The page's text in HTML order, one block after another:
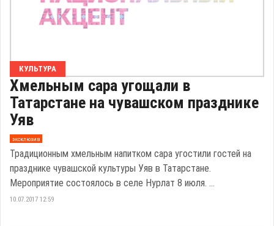
КУЛЬТУРА
Хмельным сара угощали в
Татарстане на чувашском празднике
Уяв
эксклюзив
Традиционным хмельным напитком сара угостили гостей на
празднике чувашской культуры Уяв в Татарстане.
Мероприятие состоялось в селе Нурлат 8 июля. ...
10.07.2017 12:59